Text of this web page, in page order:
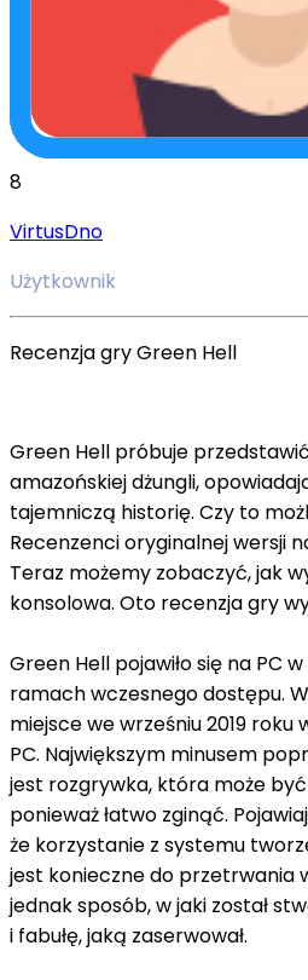
8
VirtusDno
Użytkownik
Recenzja gry Green Hell
Green Hell próbuje
amazońskiej dżungli,
tajemniczą historię. Czy to
Recenzenci oryginalnej wersji
Teraz możemy zobaczyć, jak
konsolowa. Oto recenzja gry
Green Hell pojawiło się na PC
ramach wczesnego dostępu.
miejsce we wrześniu 2019 roku
PC. Największym minusem
jest rozgrywka, która może
ponieważ łatwo zginąć.
że korzystanie z systemu
jest konieczne do przetrwania
jednak sposób, w jaki został
i fabułę, jaką zaserwował.